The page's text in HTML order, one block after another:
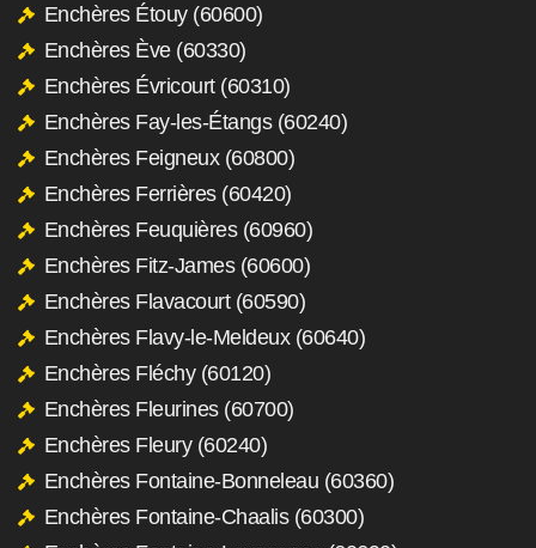
Enchères Étouy (60600)
Enchères Ève (60330)
Enchères Évricourt (60310)
Enchères Fay-les-Étangs (60240)
Enchères Feigneux (60800)
Enchères Ferrières (60420)
Enchères Feuquières (60960)
Enchères Fitz-James (60600)
Enchères Flavacourt (60590)
Enchères Flavy-le-Meldeux (60640)
Enchères Fléchy (60120)
Enchères Fleurines (60700)
Enchères Fleury (60240)
Enchères Fontaine-Bonneleau (60360)
Enchères Fontaine-Chaalis (60300)